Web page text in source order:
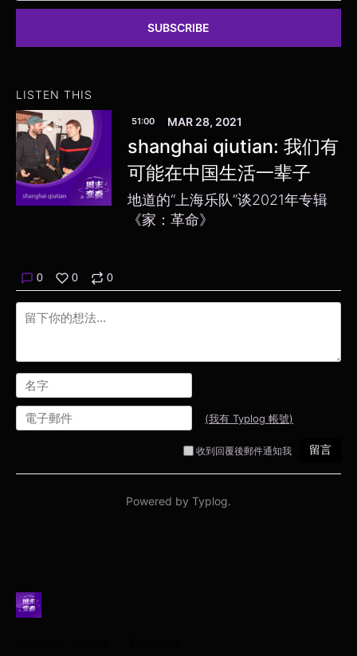
SUBSCRIBE
LISTEN THIS
51:00 MAR 28, 2021
shanghai qiutian: 我们有
可能在中国生活一辈子
地道的“上海乐队”谈2021年专辑
《家：革命》